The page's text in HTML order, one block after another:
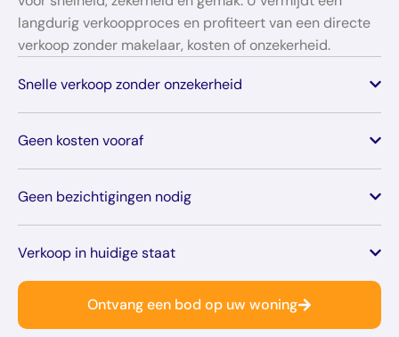
langdurig verkoopproces en profiteert van een directe
verkoop zonder makelaar, kosten of onzekerheid.
Snelle verkoop zonder onzekerheid
Geen kosten vooraf
Geen bezichtigingen nodig
Verkoop in huidige staat
Ontvang een bod op uw woning